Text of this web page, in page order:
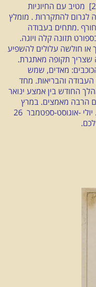
מעברו של מרקורי בספטמבר הקרוב[25] מטיב עם החיוניות
אך ונוס בבית 12 עלולה לגרום להתקררות . מומלץ
.מתחים בעבודה
25. תאזנו בספורט תזונה קלה ויוגה.
או חולשה עלולים להשפיע
שצריך תקופה מאתגרת.
גדול של הכוכבים: מאדים, שמש
ופלוטו עוברים לבית 6 בית העבודה והבריאות. מחד
החודש בין אמצע ינואר
הרבה מאמצים. במרץ
אתם מתחילים להתאזן ולחזור לעצמכם. יולי -אוגוסט-ספטמבר 26